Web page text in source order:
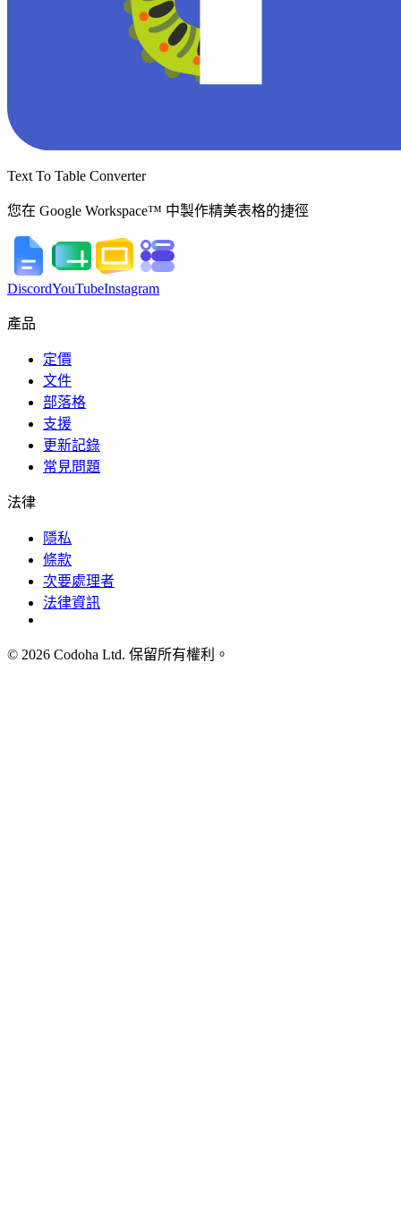
Text To Table Converter
您在 Google Workspace™ 中製作精美表格的捷徑
DiscordYouTubeInstagram
產品
定價
文件
部落格
支援
更新記錄
常見問題
法律
隱私
條款
次要處理者
法律資訊
© 2026 Codoha Ltd. 保留所有權利。